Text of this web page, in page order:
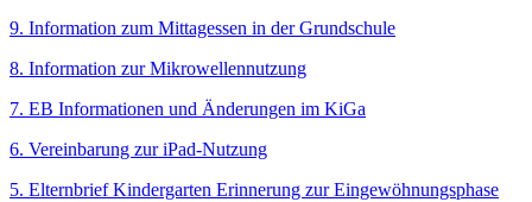
9. Information zum Mittagessen in der Grundschule
8. Information zur Mikrowellennutzung
7. EB Informationen und Änderungen im KiGa
6. Vereinbarung zur iPad-Nutzung
5. Elternbrief Kindergarten Erinnerung zur Eingewöhnungsphase